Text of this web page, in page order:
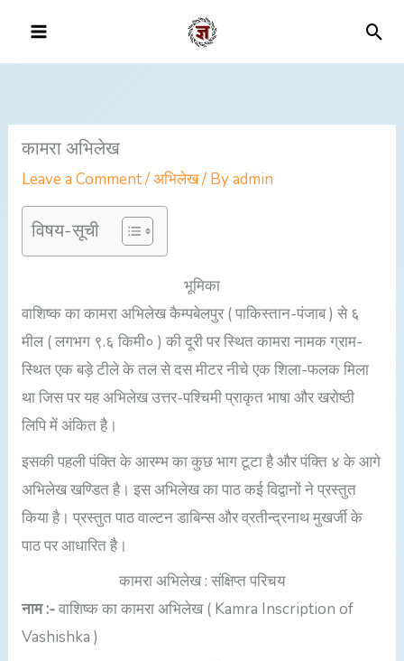
content
कामरा अभिलेख
Leave a Comment/अभिलेख/ Byadmin
विषय-सूची
भूमिका
वाशिष्क का कामरा अभिलेख कैम्पबेलपुर ( पाकिस्तान-पंजाब ) से ६
मील ( लगभग ९.६ किमी० ) की दूरी पर स्थित कामरा नामक ग्राम-
स्थित एक बड़े टीले के तल से दस मीटर नीचे एक शिला-फलक मिला
था जिस पर यह अभिलेख उत्तर-पश्चिमी प्राकृत भाषा और खरोष्ठी
लिपि में अंकित है।
इसकी पहली पंक्ति के आरम्भ का कुछ भाग टूटा है और पंक्ति ४ के आगे
अभिलेख खण्डित है। इस अभिलेख का पाठ कई विद्वानों ने प्रस्तुत
किया है। प्रस्तुत पाठ वाल्टन डाबिन्स और व्रतीन्द्रनाथ मुखर्जी के
पाठ पर आधारित है।
कामरा अभिलेख : संक्षिप्त परिचय
नाम :-वाशिष्क का कामरा अभिलेख ( Kamra Inscription of
Vashishka )